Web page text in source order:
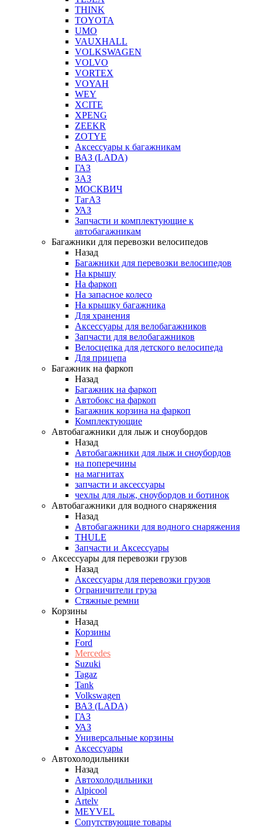
THINK
TOYOTA
UMO
VAUXHALL
VOLKSWAGEN
VOLVO
VORTEX
VOYAH
WEY
XCITE
XPENG
ZEEKR
ZOTYE
Аксессуары к багажникам
ВАЗ (LADA)
ГАЗ
ЗАЗ
МОСКВИЧ
ТагАЗ
УАЗ
Запчасти и комплектующие к
автобагажникам
Багажники для перевозки велосипедов
Назад
Багажники для перевозки велосипедов
На крышу
На фаркоп
На запасное колесо
На крышку багажника
Для хранения
Аксессуары для велобагажников
Запчасти для велобагажников
Велосцепка для детского велосипеда
Для прицепа
Багажник на фаркоп
Назад
Багажник на фаркоп
Автобокс на фаркоп
Багажник корзина на фаркоп
Комплектующие
Автобагажники для лыж и сноубордов
Назад
Автобагажники для лыж и сноубордов
на поперечины
на магнитах
запчасти и аксессуары
чехлы для лыж, сноубордов и ботинок
Автобагажники для водного снаряжения
Назад
Автобагажники для водного снаряжения
THULE
Запчасти и Аксессуары
Аксессуары для перевозки грузов
Назад
Аксессуары для перевозки грузов
Ограничители груза
Стяжные ремни
Корзины
Назад
Корзины
Ford
Mercedes
Suzuki
Tagaz
Tank
Volkswagen
ВАЗ (LADA)
ГАЗ
УАЗ
Универсальные корзины
Аксессуары
Автохолодильники
Назад
Автохолодильники
Alpicool
Artelv
MEYVEL
Сопутствующие товары